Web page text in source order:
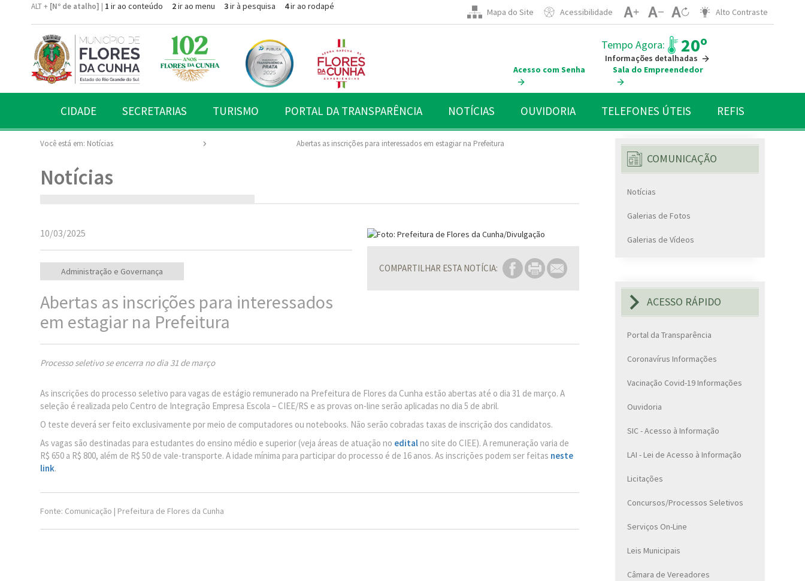
ALT + [Nº de atalho] | 1 ir ao conteúdo 2ir ao menu 3ir à pesquisa 4ir ao rodapé
Mapa do Site Acessibilidade Alto Contraste
Tempo Agora: 20º
Informações detalhadas
Acesso com Senha
Sala do Empreendedor
CIDADE SECRETARIAS TURISMO PORTAL DA TRANSPARÊNCIA NOTÍCIAS OUVIDORIA TELEFONES ÚTEIS REFIS
Você está em: Notícias Abertas as inscrições para interessados em estagiar na Prefeitura
Notícias
COMPARTILHAR ESTA NOTÍCIA:
10/03/2025
Administração e Governança
Abertas as inscrições para interessados
em estagiar na Prefeitura
Processo seletivo se encerra no dia 31 de março
As inscrições do processo seletivo para vagas de estágio remunerado na Prefeitura de Flores da Cunha estão abertas até o dia 31 de março. A
seleção é realizada pelo Centro de Integração Empresa Escola – CIEE/RS e as provas on-line serão aplicadas no dia 5 de abril.
O teste deverá ser feito exclusivamente por meio de computadores ou notebooks. Não serão cobradas taxas de inscrição dos candidatos.
As vagas são destinadas para estudantes do ensino médio e superior (veja áreas de atuação no editalno site do CIEE). A remuneração varia de
R$ 650 a R$ 800, além de R$ 50 de vale-transporte. A idade mínima para participar do processo é de 16 anos. As inscrições podem ser feitas neste
link.
Fonte: Comunicação | Prefeitura de Flores da Cunha
COMUNICAÇÃO
Notícias
Galerias de Fotos
Galerias de Vídeos
ACESSO RÁPIDO
Portal da Transparência
Coronavírus Informações
Vacinação Covid-19 Informações
Ouvidoria
SIC - Acesso à Informação
LAI - Lei de Acesso à Informação
Licitações
Concursos/Processos Seletivos
Serviços On-Line
Leis Municipais
Câmara de Vereadores